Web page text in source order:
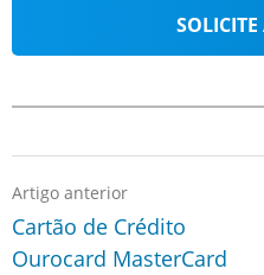
Artigo anterior
Cartão de Crédito
Ourocard MasterCard